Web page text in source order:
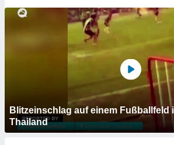
Blitzeinschlag auf einem Fußballfeld
Thailand